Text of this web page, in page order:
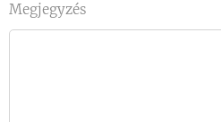
Megjegyzés